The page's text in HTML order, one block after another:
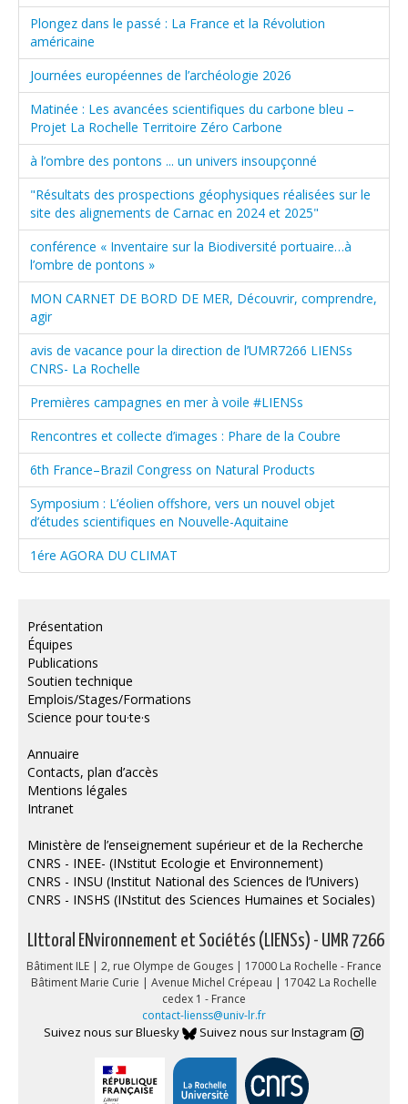
Plongez dans le passé : La France et la Révolution
américaine
Journées européennes de l’archéologie 2026
Matinée : Les avancées scientifiques du carbone bleu –
Projet La Rochelle Territoire Zéro Carbone
à l’ombre des pontons ... un univers insoupçonné
"Résultats des prospections géophysiques réalisées sur le
site des alignements de Carnac en 2024 et 2025"
conférence « Inventaire sur la Biodiversité portuaire…à
l’ombre de pontons »
MON CARNET DE BORD DE MER, Découvrir, comprendre,
agir
avis de vacance pour la direction de l’UMR7266 LIENSs
CNRS- La Rochelle
Premières campagnes en mer à voile #LIENSs
Rencontres et collecte d’images : Phare de la Coubre
6th France–Brazil Congress on Natural Products
Symposium : L’éolien offshore, vers un nouvel objet
d’études scientifiques en Nouvelle-Aquitaine
1ére AGORA DU CLIMAT
Présentation
Équipes
Publications
Soutien technique
Emplois/Stages/Formations
Science pour tou·te·s
Annuaire
Contacts, plan d’accès
Mentions légales
Intranet
Ministère de l’enseignement supérieur et de la Recherche
CNRS - INEE- (INstitut Ecologie et Environnement)
CNRS - INSU (Institut National des Sciences de l’Univers)
CNRS - INSHS (INstitut des Sciences Humaines et Sociales)
LIttoral ENvironnement et Sociétés (LIENSs) - UMR 7266
Bâtiment ILE | 2, rue Olympe de Gouges | 17000 La Rochelle - France
Bâtiment Marie Curie | Avenue Michel Crépeau | 17042 La Rochelle
cedex 1 - France
contact-lienss@univ-lr.fr
Suivez nous sur Bluesky Suivez nous sur Instagram